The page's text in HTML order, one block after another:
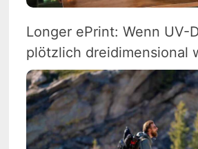
Longer ePrint: Wenn UV-
plötzlich dreidimensional